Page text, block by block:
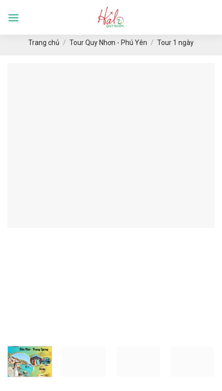
Trang chủ / Tour Quy Nhơn - Phú Yên / Tour 1 ngày